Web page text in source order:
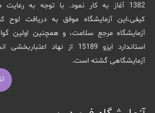
1382 آغاز به کار نمود. با توجه به
کیفی،این آزمایشگاه موفق به دریافت لوح
آزمایشگاه مرجع سلامت، و همچنین اولین
استاندارد ایزو 15189 از نهاد
آزمایشگاهی گشته است.